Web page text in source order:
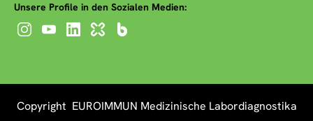
Unsere Profile in den Sozialen Medien:
Copyright EUROIMMUN Medizinische Labordiagnostika